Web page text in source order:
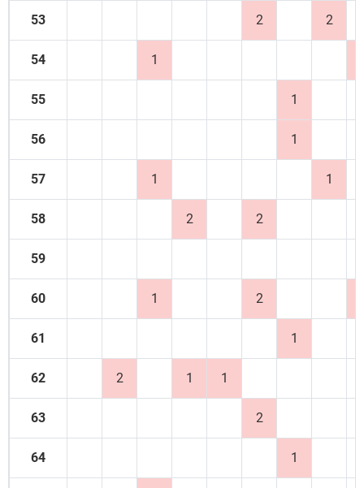
53 2 2
54 1
55 1
56 1
57 1 1
58 2 2
59
60 1 2
61 1
62 2 1 1
63 2
64 1